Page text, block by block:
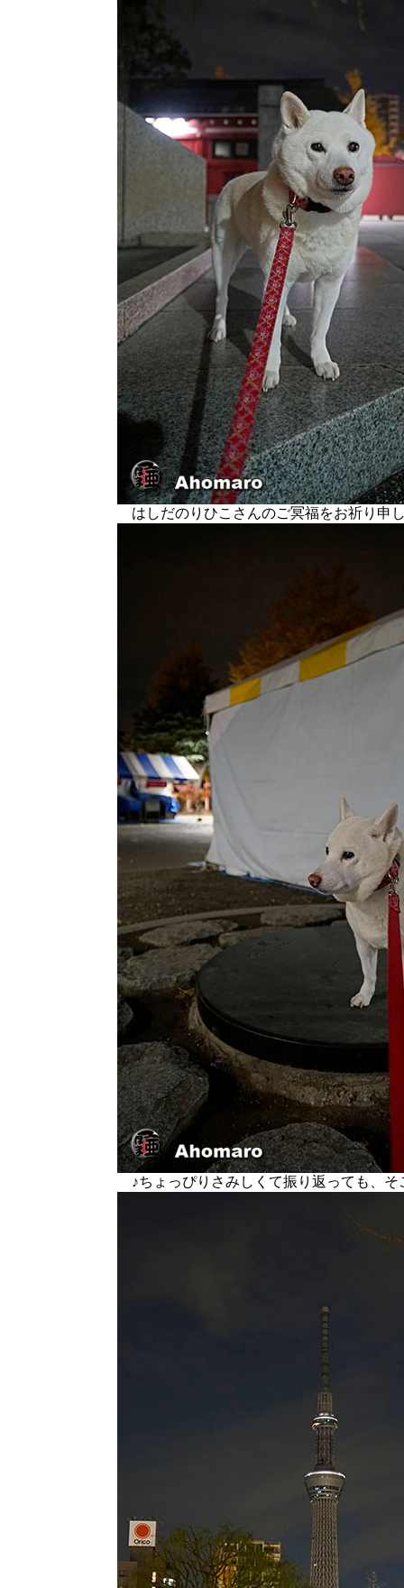
はしだのりひこさんのご冥福をお祈り申
♪ちょっぴりさみしくて振り返っても、